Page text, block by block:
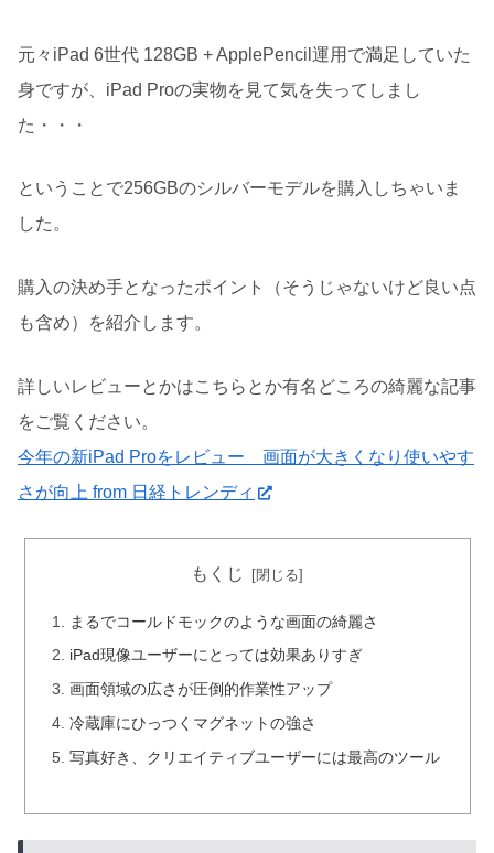
元々iPad 6世代 128GB + ApplePencil運用で満足していた
身ですが、iPad Proの実物を見て気を失ってしまし
た・・・
ということで256GBのシルバーモデルを購入しちゃいま
した。
購入の決め手となったポイント（そうじゃないけど良い点
も含め）を紹介します。
詳しいレビューとかはこちらとか有名どころの綺麗な記事
をご覧ください。
今年の新iPad Proをレビュー 画面が大きくなり使いやす
さが向上 from 日経トレンディ
もくじ
まるでコールドモックのような画面の綺麗さ
iPad現像ユーザーにとっては効果ありすぎ
画面領域の広さが圧倒的作業性アップ
冷蔵庫にひっつくマグネットの強さ
写真好き、クリエイティブユーザーには最高のツール